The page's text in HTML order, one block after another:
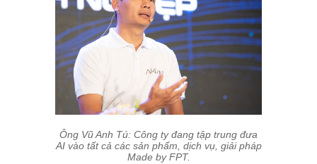
Ông Vũ Anh Tú: Công ty đang tập trung đưa
AI vào tất cả các sản phẩm, dịch vụ, giải pháp
Made by FPT.